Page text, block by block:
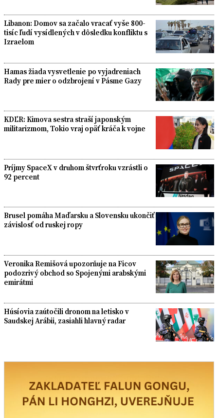
Libanon: Domov sa začalo vracať vyše 800-
tisíc ľudí vysídlených v dôsledku konfliktu s
Izraelom
Hamas žiada vysvetlenie po vyjadreniach
Rady pre mier o odzbrojení v Pásme Gazy
KDĽR: Kimova sestra straší japonským
militarizmom, Tokio vraj opäť kráča k vojne
Príjmy SpaceX v druhom štvrťroku vzrástli o
92 percent
Brusel pomáha Maďarsku a Slovensku ukončiť
závislosť od ruskej ropy
Veronika Remišová upozorňuje na Ficov
podozrivý obchod so Spojenými arabskými
emirátmi
Húsíovia zaútočili dronom na letisko v
Saudskej Arábii, zasiahli hlavný radar